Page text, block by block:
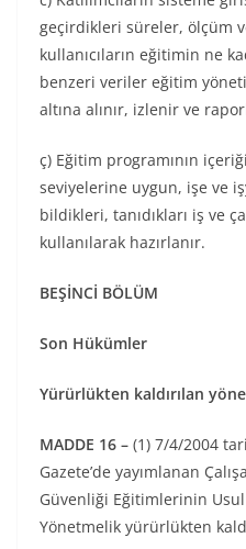
geçirdikleri süreler, ölçüm
kullanıcıların eğitimin ne
benzeri veriler eğitim
altına alınır, izlenir ve
ç) Eğitim programının
seviyelerine uygun, işe ve
bildikleri, tanıdıkları iş ve
kullanılarak hazırlanır.
BEŞİNCİ BÖLÜM
Son Hükümler
Yürürlükten kaldırılan
MADDE 16 – (1) 7/4/2004
Gazete’de yayımlanan
Güvenliği Eğitimlerinin Usul
Yönetmelik yürürlükten